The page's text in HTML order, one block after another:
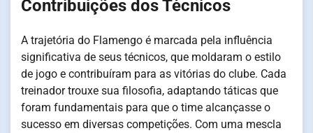
Contribuições dos Técnicos
A trajetória do Flamengo é marcada pela influência
significativa de seus técnicos, que moldaram o estilo
de jogo e contribuíram para as vitórias do clube. Cada
treinador trouxe sua filosofia, adaptando táticas que
foram fundamentais para que o time alcançasse o
sucesso em diversas competições. Com uma mescla